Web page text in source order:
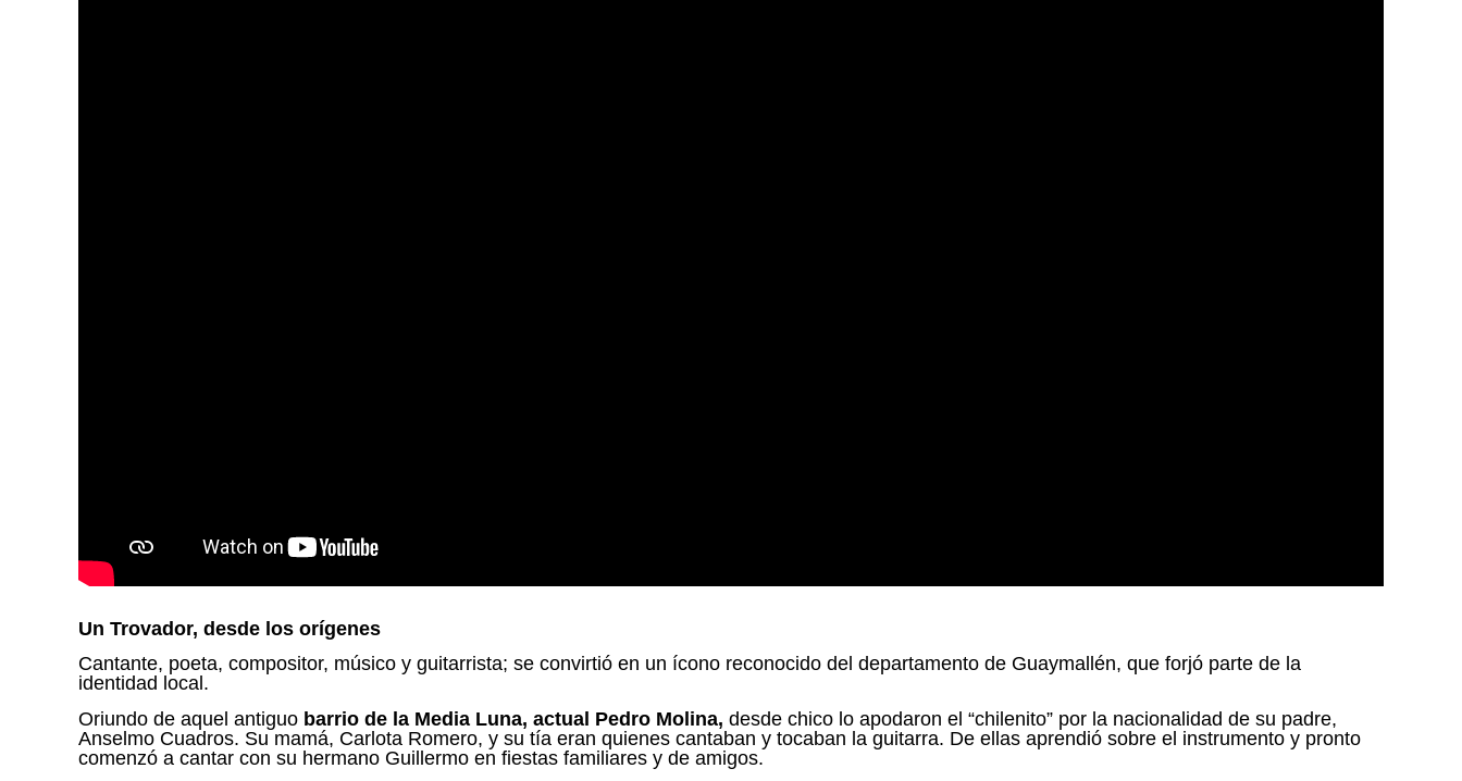
Un Trovador, desde los orígenes
Cantante, poeta, compositor, músico y guitarrista; se convirtió en un ícono reconocido del departamento de Guaymallén, que forjó parte de la
identidad local.
Oriundo de aquel antiguo barrio de la Media Luna, actual Pedro Molina, desde chico lo apodaron el “chilenito” por la nacionalidad de su padre,
Anselmo Cuadros. Su mamá, Carlota Romero, y su tía eran quienes cantaban y tocaban la guitarra. De ellas aprendió sobre el instrumento y pronto
comenzó a cantar con su hermano Guillermo en fiestas familiares y de amigos.